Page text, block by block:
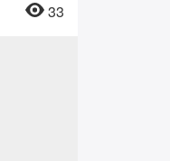
33